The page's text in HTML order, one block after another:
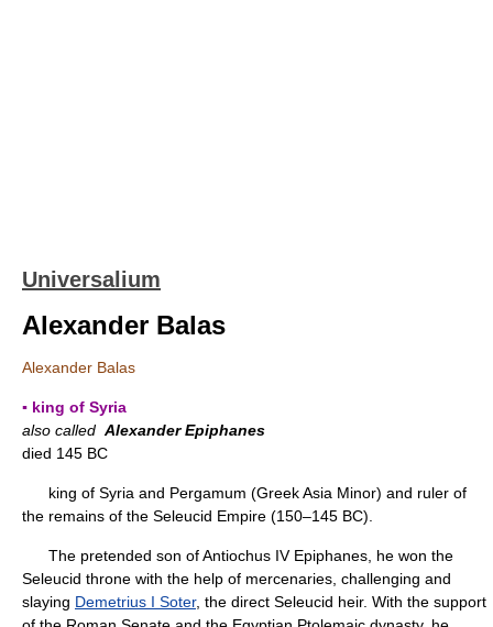
Universalium
Alexander Balas
Alexander Balas
▪ king of Syria
also called Alexander Epiphanes
died 145 BC
king of Syria and Pergamum (Greek Asia Minor) and ruler of
the remains of the Seleucid Empire (150–145 BC).
The pretended son of Antiochus IV Epiphanes, he won the
Seleucid throne with the help of mercenaries, challenging and
slaying Demetrius I Soter, the direct Seleucid heir. With the support